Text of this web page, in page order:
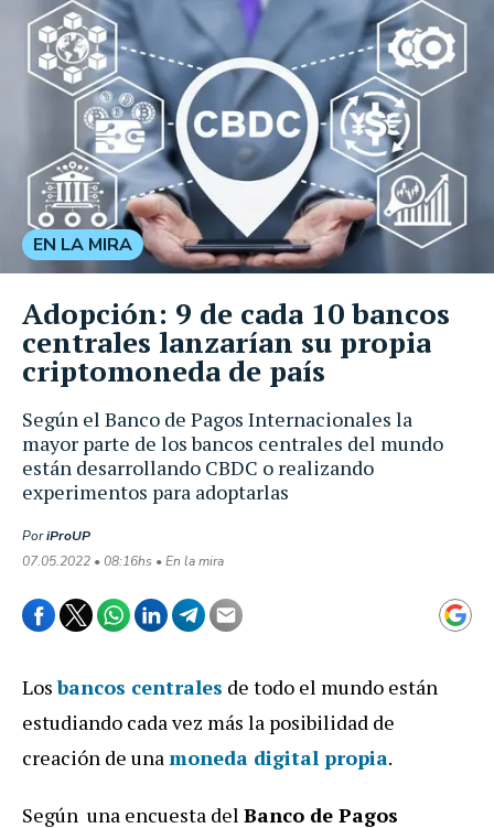
Según el Banco de Pagos Internacionales la
mayor parte de los bancos centrales del mundo
están desarrollando CBDC o realizando
experimentos para adoptarlas
PoriProUP
07.05.2022 • 08:16hs • En la mira
EN LA MIRA
Adopción: 9 de cada 10 bancos
centrales lanzarían su propia
criptomoneda de país
Losbancos centrales de todo el mundo están
estudiando cada vez más la posibilidad de
creación de unamoneda digital propia.
Según una encuesta del Banco de Pagos